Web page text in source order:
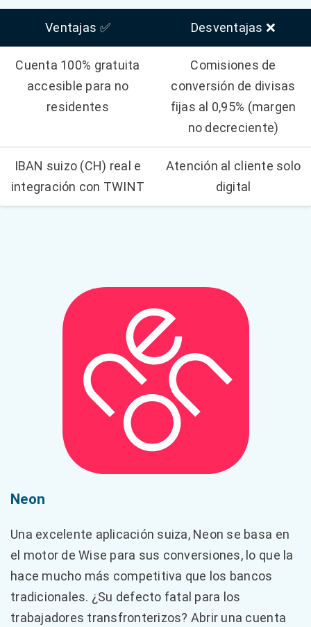
Ventajas ✅ Desventajas ❌
Cuenta 100% gratuita
accesible para no
residentes
Comisiones de
conversión de divisas
fijas al 0,95% (margen
no decreciente)
IBAN suizo (CH) real e
integración con TWINT
Atención al cliente solo
digital
Neon
Una excelente aplicación suiza, Neon se basa en
el motor de Wise para sus conversiones, lo que la
hace mucho más competitiva que los bancos
tradicionales. ¿Su defecto fatal para los
trabajadores transfronterizos? Abrir una cuenta